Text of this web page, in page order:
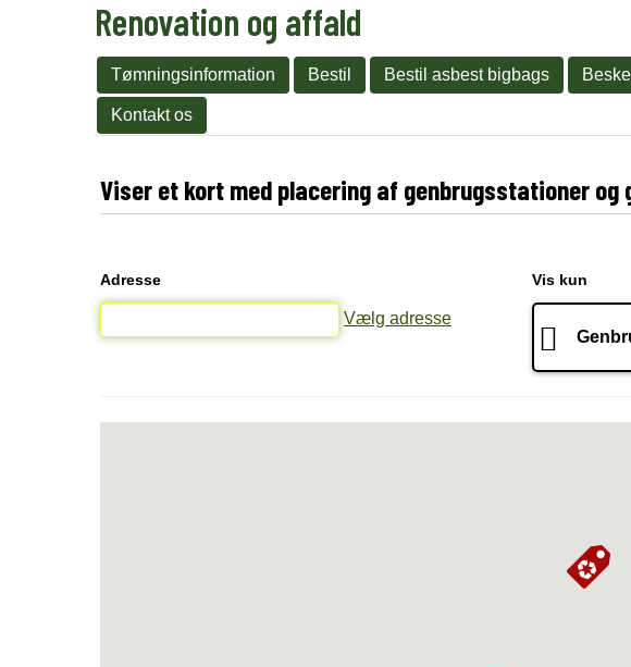
Renovation og affald
Tømningsinformation Bestil Bestil asbest bigbags
Kontakt os
Viser et kort med placering af genbrugsstationer
Adresse Vis kun
Vælg adresse